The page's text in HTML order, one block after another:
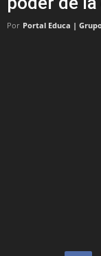
Por Portal Educa |